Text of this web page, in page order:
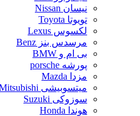
نیسان Nissan
تویوتا Toyota
لکسوس Lexus
مرسدس بنز Benz
بی ام و BMW
پورشه porsche
مزدا Mazda
میتسوبیشی Mitsubishi
سوزوکی Suzuki
هوندا Honda